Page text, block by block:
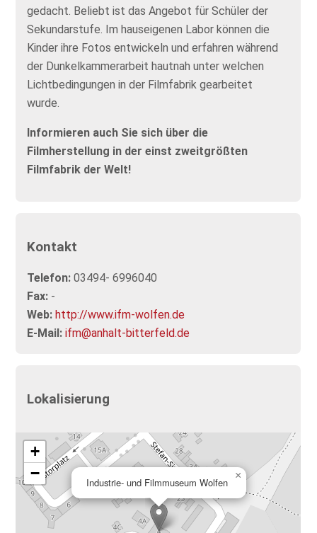
gedacht. Beliebt ist das Angebot für Schüler der
Sekundarstufe. Im hauseigenen Labor können die
Kinder ihre Fotos entwickeln und erfahren während
der Dunkelkammerarbeit hautnah unter welchen
Lichtbedingungen in der Filmfabrik gearbeitet
wurde.
Informieren auch Sie sich über die
Filmherstellung in der einst zweitgrößten
Filmfabrik der Welt!
Kontakt
Telefon: 03494- 6996040
Fax: -
Web: http://www.ifm-wolfen.de
E-Mail: ifm@anhalt-bitterfeld.de
Lokalisierung
Industrie- und Filmmuseum Wolfen
×
+
−